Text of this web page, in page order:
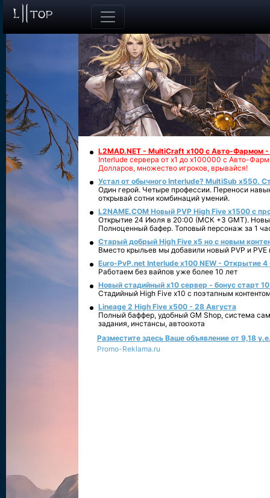
L2MAD.NET - MultiCraft x100 с Авто-Фармом
Interlude сервера от х1 до х100000 с Авто-
Долларов, множество игроков, врывайся!
Устал от обычного Interlude? MultiSub x550.
Один герой. Четыре профессии. Переноси
открывай сотни комбинаций умений.
L2NAME.COM Новый PVP High Five x1500 с
Открытие 24 Июля в 20:00 (МСК +3 GMT).
Полноценный бафер. Топовый персонаж за 1
Старый добрый High Five x5 но с новым
Вместо крыльев мы добавили новый PVP и PVE
Euro-PvP.net Interlude х100 NEW - Открытие 4
Работаем без вайпов уже более 10 лет
Новый стадийный х10 сервер - бонус старт
Стадийный High Five x10 с поэтапным
Lineage 2 High Five x500 - 28 Августа
Полный баффер, удобный GM Shop, система
задания, инстансы, автоохота
Разместите здесь Ваше объявление от 9,18
Promo-Reklama.ru